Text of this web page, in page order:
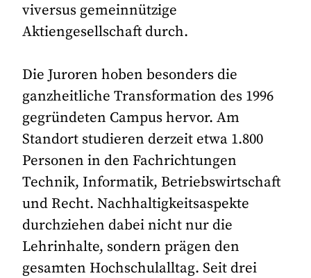
viversus gemeinnützige
Aktiengesellschaft durch.
Die Juroren hoben besonders die
ganzheitliche Transformation des 1996
gegründeten Campus hervor. Am
Standort studieren derzeit etwa 1.800
Personen in den Fachrichtungen
Technik, Informatik, Betriebswirtschaft
und Recht. Nachhaltigkeitsaspekte
durchziehen dabei nicht nur die
Lehrinhalte, sondern prägen den
gesamten Hochschulalltag. Seit drei